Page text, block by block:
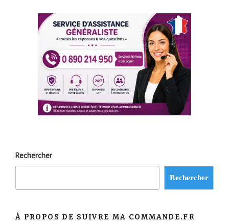
Rechercher
Rechercher
À PROPOS DE SUIVRE MA COMMANDE.FR